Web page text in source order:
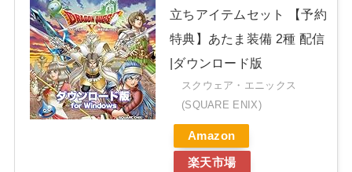
立ちアイテムセット 【予約
特典】あたま装備 2種 配信
|ダウンロード版
スクウェア・エニックス
(SQUARE ENIX)
Amazon
楽天市場